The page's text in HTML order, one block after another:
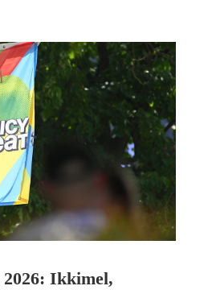
2026: Ikkimel,